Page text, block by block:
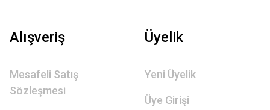
Alışveriş
Mesafeli Satış
Sözleşmesi
Üyelik
Yeni Üyelik
Üye Girişi